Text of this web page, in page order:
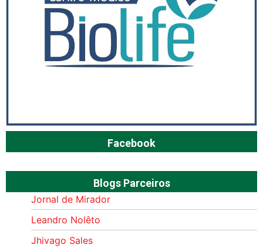
Facebook
Blogs Parceiros
Jornal de Mirador
Leandro Nolêto
Jhivago Sales